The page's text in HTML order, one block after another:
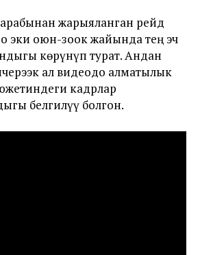
жарыяланган рейд
эки оюн-зоок жайында тең эч
көрүнүп турат. Андан
ал видеодо алматылык
кадрлар
белгилүү болгон.